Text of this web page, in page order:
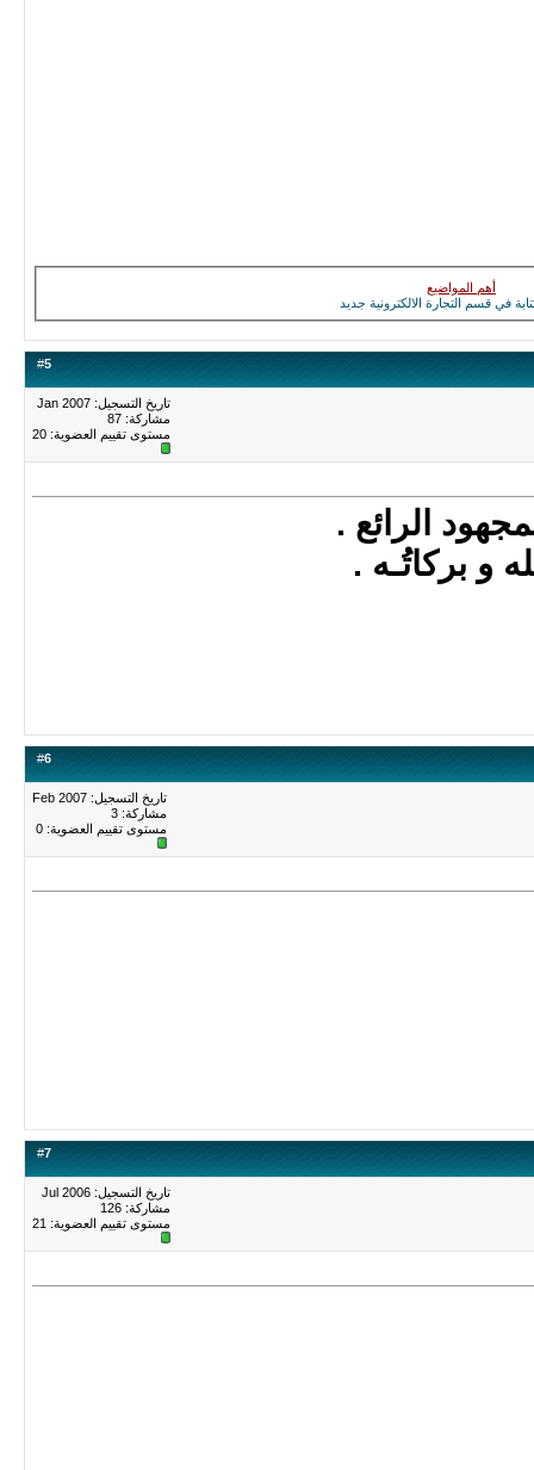
أهم المواضيع
في قسم التجارة الالكترونية جديد
#5
تاريخ التسجيل: Jan 2007
مشاركة: 87
مستوى تقييم العضوية: 20
الرائع .
و بركاتُـه .
#6
تاريخ التسجيل: Feb 2007
مشاركة: 3
مستوى تقييم العضوية: 0
#7
تاريخ التسجيل: Jul 2006
مشاركة: 126
مستوى تقييم العضوية: 21